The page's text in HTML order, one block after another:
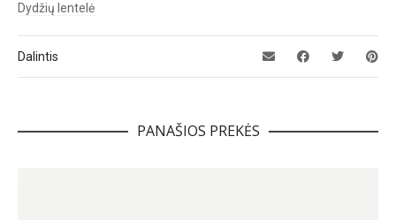
Dydžių lentelė
Dalintis
PANAŠIOS PREKĖS